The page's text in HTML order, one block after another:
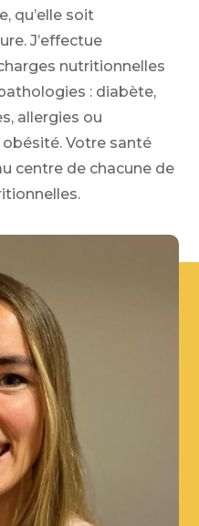
qu’elle soit
J’effectue
nutritionnelles
: diabète,
allergies ou
Votre santé
centre de chacune de